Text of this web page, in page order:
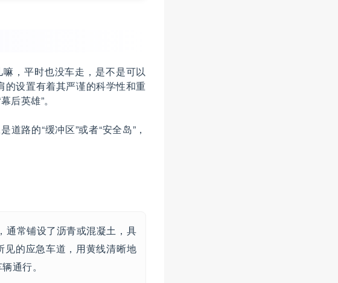
，平时也没车走，是不是可以
的设置有着其严谨的科学性和重
英雄”。
路的“缓冲区”或者“安全岛”，
通常铺设了沥青或混凝土，具
的应急车道，用黄线清晰地
通行。